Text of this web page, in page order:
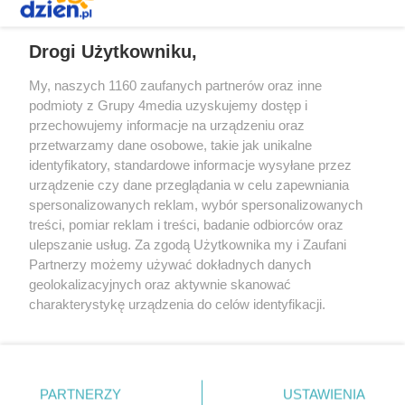
Redakcja Reklama Prywatność
Praca Łódź
the:protocol
Facebook.com
Youtube.com
Drogi Użytkowniku,
My, naszych 1160 zaufanych partnerów oraz inne
podmioty z Grupy 4media uzyskujemy dostęp i
przechowujemy informacje na urządzeniu oraz
przetwarzamy dane osobowe, takie jak unikalne
identyfikatory, standardowe informacje wysyłane przez
urządzenie czy dane przeglądania w celu zapewniania
spersonalizowanych reklam, wybór spersonalizowanych
treści, pomiar reklam i treści, badanie odbiorców oraz
ulepszanie usług. Za zgodą Użytkownika my i Zaufani
Partnerzy możemy używać dokładnych danych
geolokalizacyjnych oraz aktywnie skanować
charakterystykę urządzenia do celów identyfikacji.
zmienić/wycofać klikając przycisk ustawień prywatności
PARTNERZY USTAWIENIA